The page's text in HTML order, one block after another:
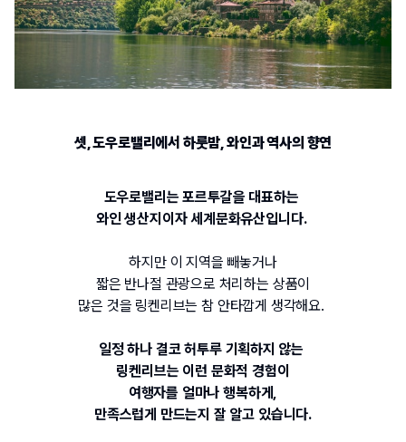
셋, 도우로밸리에서 하룻밤, 와인과 역사의 향연
도우로밸리는 포르투갈을 대표하는
와인 생산지이자 세계문화유산입니다.
하지만 이 지역을 빼놓거나
짧은 반나절 관광으로 처리하는 상품이
많은 것을 링켄리브는 참 안타깝게 생각해요.
일정 하나 결코 허투루 기획하지 않는
링켄리브는 이런 문화적 경험이
여행자를 얼마나 행복하게,
만족스럽게 만드는지 잘 알고 있습니다.